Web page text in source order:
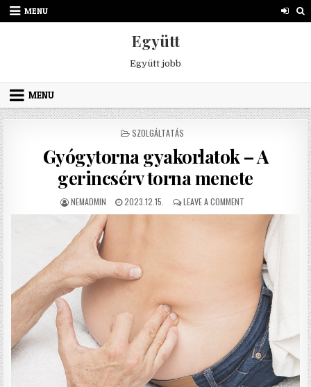
Skip to content
MENU
Együtt
Együtt jobb
MENU
POSTED IN
SZOLGÁLTATÁS
Gyógytorna gyakorlatok – A
gerincsérv torna menete
AUTHOR:
NEMADMIN PUBLISHED DATE:
2023.12.15. LEAVE A COMMENTON GYÓGYTORNA